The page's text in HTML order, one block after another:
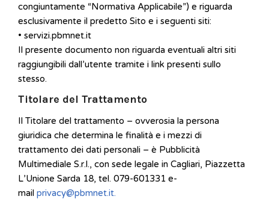
congiuntamente “Normativa Applicabile”) e riguarda
esclusivamente il predetto Sito e i seguenti siti:
• servizi.pbmnet.it
Il presente documento non riguarda eventuali altri siti
raggiungibili dall’utente tramite i link presenti sullo
stesso.
Titolare del Trattamento
Il Titolare del trattamento – ovverosia la persona
giuridica che determina le finalità e i mezzi di
trattamento dei dati personali – è Pubblicità
Multimediale S.r.l., con sede legale in Cagliari, Piazzetta
L’Unione Sarda 18, tel. 079-601331 e-
mail privacy@pbmnet.it.